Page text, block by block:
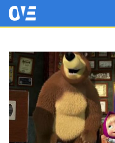
Saltar al contenido principal
OtrasVocesenEducacion.org